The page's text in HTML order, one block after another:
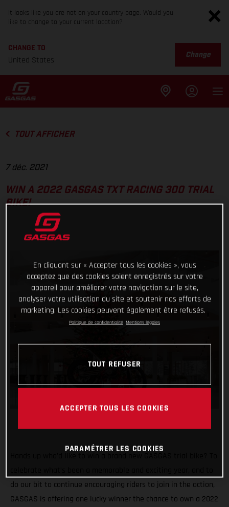
It looks like you are not on your country page. Would you
like to change to your current location?
CHANGE TO
United States
Change
TOUT AFFICHER
7 déc. 2021
WIN A 2022 GASGAS TXT RACING 300 TRIAL
BIKE!
do our bit to continue encouraging riders to join in the action,
GASGAS is offering one lucky winner the chance to own a 2022
En cliquant sur « Accepter tous les cookies », vous
acceptez que des cookies soient enregistrés sur votre
appareil pour améliorer votre navigation sur le site,
analyser votre utilisation du site et soutenir nos efforts de
marketing. Les cookies peuvent également être refusés.
Politique de confidentialité Mentions légales
TOUT REFUSER
ACCEPTER TOUS LES COOKIES
PARAMÉTRER LES COOKIES